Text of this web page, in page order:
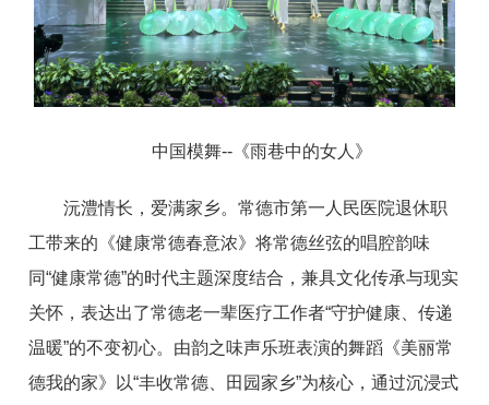
中国模舞--《雨巷中的女人》
沅澧情长，爱满家乡。常德市第一人民医院退休职
工带来的《健康常德春意浓》将常德丝弦的唱腔韵味
同“健康常德”的时代主题深度结合，兼具文化传承与现实
关怀，表达出了常德老一辈医疗工作者“守护健康、传递
温暖”的不变初心。由韵之味声乐班表演的舞蹈《美丽常
德我的家》以“丰收常德、田园家乡”为核心，通过沉浸式